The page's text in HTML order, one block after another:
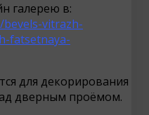
галерею в:
vitrazh-
fatsetnaya-
для декорирования
дверным проёмом.